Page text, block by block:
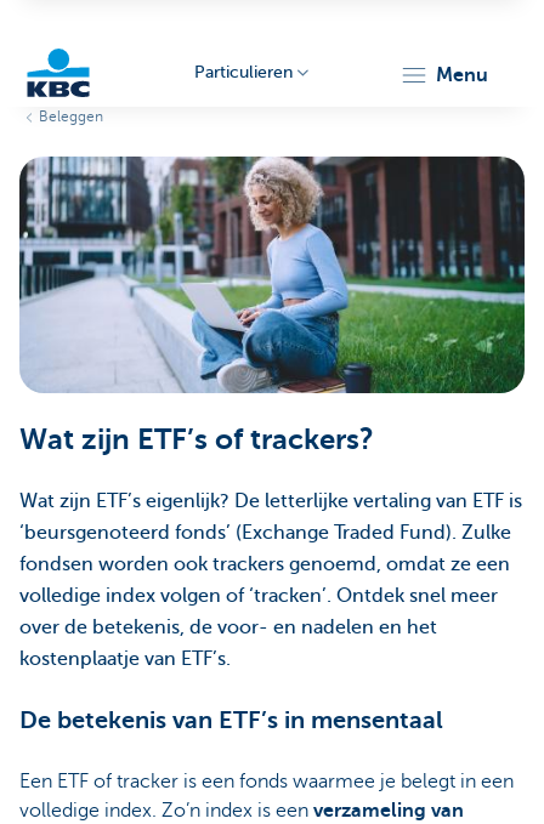
Particulieren menu
Beleggen
Wat zijn ETF’s of trackers?
Wat zijn ETF’s eigenlijk? De letterlijke vertaling van ETF is
‘beursgenoteerd fonds’ (Exchange Traded Fund). Zulke
fondsen worden ook trackers genoemd, omdat ze een
volledige index volgen of ‘tracken’. Ontdek snel meer
over de betekenis, de voor- en nadelen en het
kostenplaatje van ETF’s.
De betekenis van ETF’s in mensentaal
Een ETF of tracker is een fonds waarmee je belegt in een
volledige index. Zo’n index is een verzameling van